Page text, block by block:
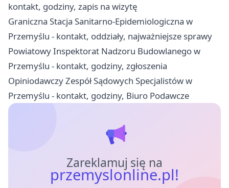
kontakt, godziny, zapis na wizytę
Graniczna Stacja Sanitarno-Epidemiologiczna w
Przemyślu - kontakt, oddziały, najważniejsze sprawy
Powiatowy Inspektorat Nadzoru Budowlanego w
Przemyślu - kontakt, godziny, zgłoszenia
Opiniodawczy Zespół Sądowych Specjalistów w
Przemyślu - kontakt, godziny, Biuro Podawcze
Zareklamuj się na
przemyslonline.pl!